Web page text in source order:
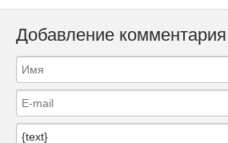
Добавление комментария